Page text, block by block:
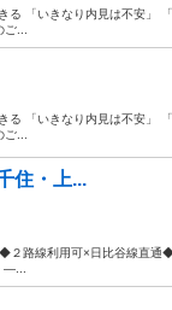
る 「いきなり内見は不安」
...
る 「いきなり内見は不安」
...
住・上...
２路線利用可×日比谷線直
―...